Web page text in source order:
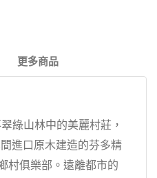
更多商品
綠山林中的美麗村莊，
進口原木建造的芬多精
村俱樂部。遠離都市的